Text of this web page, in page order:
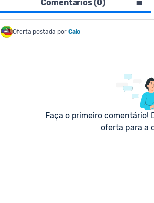
Comentários (0)
Oferta postada por Caio
Faça o primeiro comentário!
oferta para a